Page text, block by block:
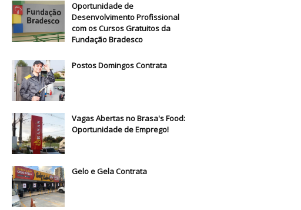
Oportunidade de
Desenvolvimento Profissional
com os Cursos Gratuitos da
Fundação Bradesco
Postos Domingos Contrata
Vagas Abertas no Brasa's Food:
Oportunidade de Emprego!
Gelo e Gela Contrata